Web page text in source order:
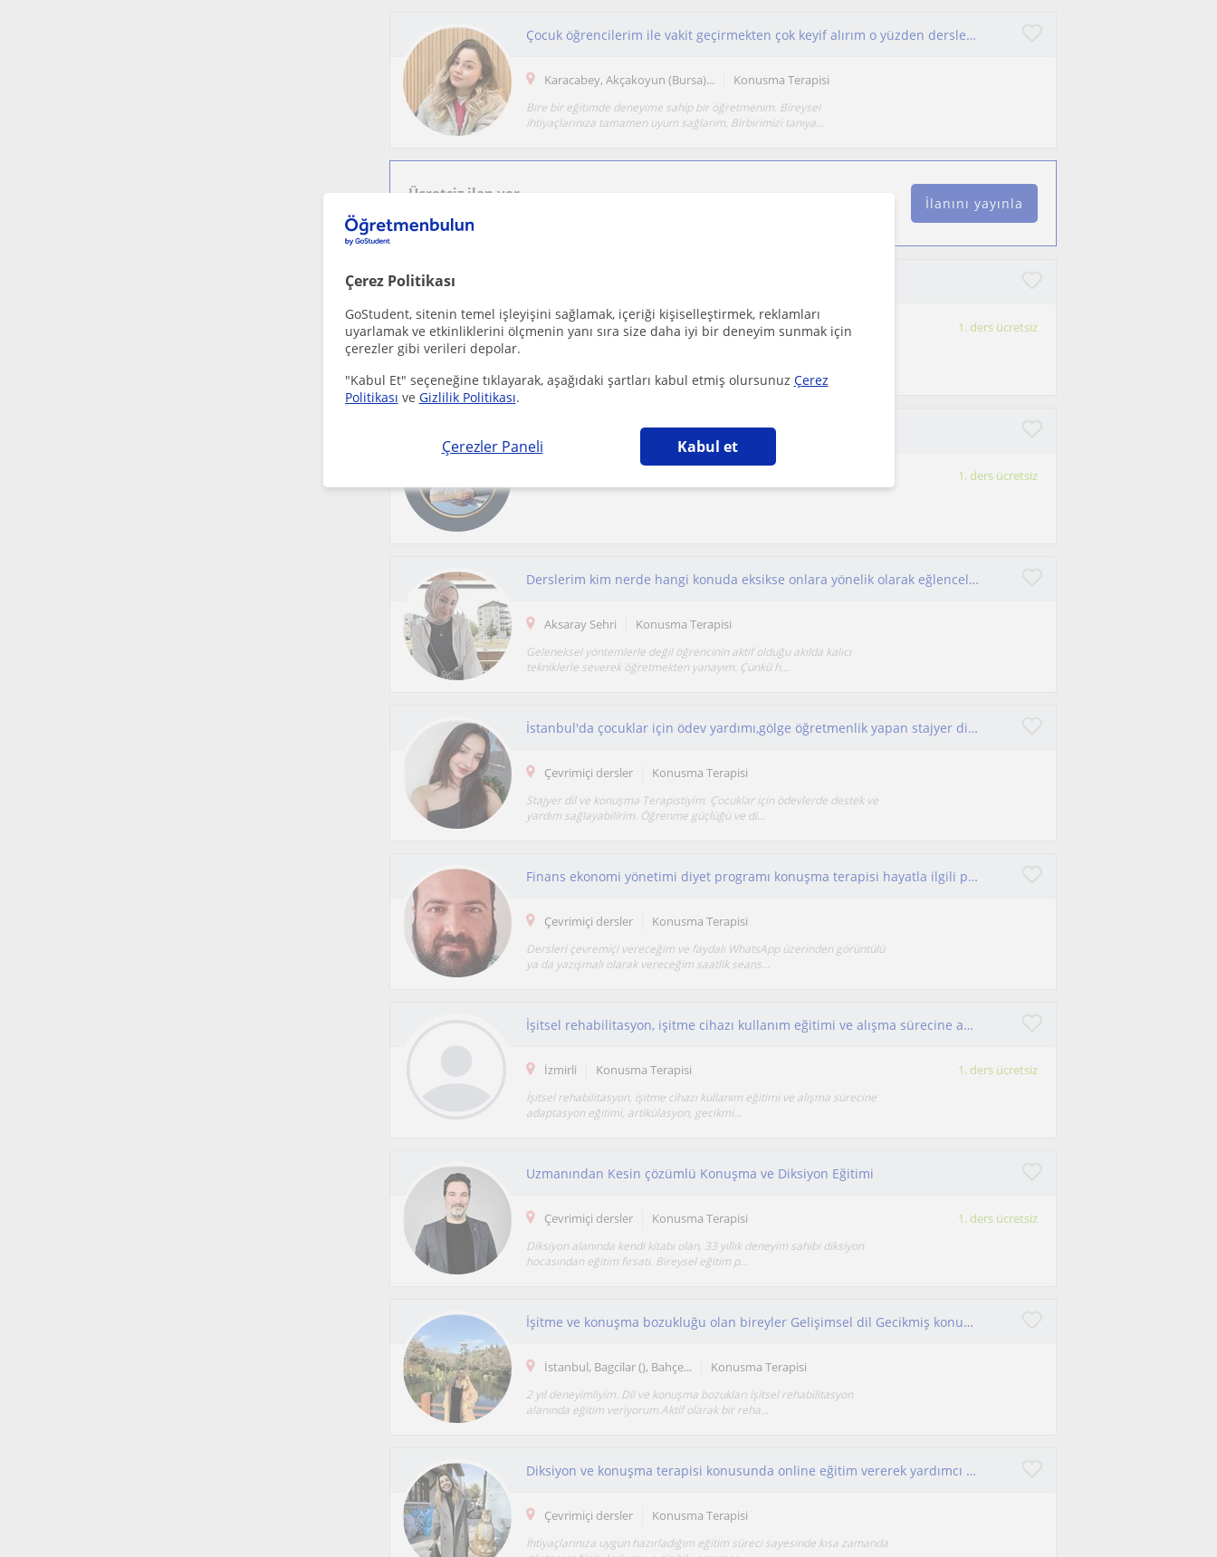
Çerez Politikası
GoStudent, sitenin temel işleyişini sağlamak, içeriği kişiselleştirmek, reklamları
uyarlamak ve etkinliklerini ölçmenin yanı sıra size daha iyi bir deneyim sunmak için
çerezler gibi verileri depolar.
"Kabul Et" seçeneğine tıklayarak, aşağıdaki şartları kabul etmiş olursunuz Çerez
Politikası ve Gizlilik Politikası.
Çerezler Paneli Kabul et
Çocuk öğrencilerim ile vakit geçirmekten çok keyif alırım o yüzden derslerimin çoğu çocuk öğrencilerimden oluşur oyun ablalığı gibi bir çok alanda bulunabilirim
Karacabey, Akçakoyun (Bursa)... Konusma Terapisi
Bire bir eğitimde deneyime sahip bir öğretmenim. Bireysel
ihtiyaçlarınıza tamamen uyum sağlarım. Birbirimizi tanıya...
Ücretsiz ilan ver
Ücretsiz bir ilan ver ve öğretmenlerin seninle iletişime geçmesini sağla
İlanını yayınla
Sehitkamil Konusma Terapisi 1. ders ücretsiz
Dil konuşma bozuklukları ve kekemelik,artikülasyon eğitimi
1. ders ücretsiz
Derslerim kim nerde hangi konuda eksikse onlara yönelik olarak eğlenceli sabırlı ve verimli bir egitimciyim
Aksaray Sehri Konusma Terapisi
Geleneksel yöntemlerle değil öğrencinin aktif olduğu akılda kalıcı
tekniklerle severek öğretmekten yanayım. Çünkü h...
İstanbul'da çocuklar için ödev yardımı,gölge öğretmenlik yapan stajyer dil ve konuşma terapisti
Çevrimiçi dersler Konusma Terapisi
Stajyer dil ve konuşma Terapistiyim. Çocuklar için ödevlerde destek ve
yardım sağlayabilirim. Öğrenme güçlüğü ve di...
Finans ekonomi yönetimi diyet programı konuşma terapisi hayatla ilgili problemleri dinleme ve sorunları çözmeye yardımcı olma alan
Çevrimiçi dersler Konusma Terapisi
Dersleri çevremiçi vereceğim ve faydalı WhatsApp üzerinden görüntülü
ya da yazışmalı olarak vereceğim saatlik seans...
İşitsel rehabilitasyon, işitme cihazı kullanım eğitimi ve alışma sürecine adaptasyon eğitimi, artikülasyon, gecikmiş konuşma
İzmirli Konusma Terapisi 1. ders ücretsiz
İşitsel rehabilitasyon, işitme cihazı kullanım eğitimi ve alışma sürecine
adaptasyon eğitimi, artikülasyon, gecikmi...
Uzmanından Kesin çözümlü Konuşma ve Diksiyon Eğitimi
Çevrimiçi dersler Konusma Terapisi 1. ders ücretsiz
Diksiyon alanında kendi kitabı olan, 33 yıllık deneyim sahibi diksiyon
hocasından eğitim fırsatı. Bireysel eğitim p...
İşitme ve konuşma bozukluğu olan bireyler Gelişimsel dil Gecikmiş konuşma
İstanbul, Bagcilar (), Bahçe... Konusma Terapisi
2 yıl deneyimliyim. Dil ve konuşma bozukları işitsel rehabilitasyon
alanında eğitim veriyorum.Aktif olarak bir reha...
Diksiyon ve konuşma terapisi konusunda online eğitim vererek yardımcı olabilirim.
Çevrimiçi dersler Konusma Terapisi
İhtiyaçlarınıza uygun hazırladığım eğitim süreci sayesinde kısa zamanda